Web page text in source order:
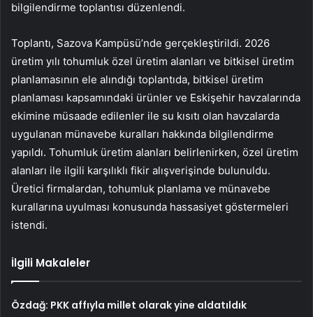
bilgilendirme toplantısı düzenlendi.
Toplantı, Sazova Kampüsü’nde gerçekleştirildi. 2026
üretim yılı tohumluk özel üretim alanları ve bitkisel üretim
planlamasının ele alındığı toplantıda, bitkisel üretim
planlaması kapsamındaki ürünler ve Eskişehir havzalarında
ekimine müsaade edilenler ile su kısıtı olan havzalarda
uygulanan münavebe kuralları hakkında bilgilendirme
yapıldı. Tohumluk üretim alanları belirlenirken, özel üretim
alanları ile ilgili karşılıklı fikir alışverişinde bulunuldu.
Üretici firmalardan, tohumluk planlama ve münavebe
kurallarına uyulması konusunda hassasiyet göstermeleri
istendi.
İlgili Makaleler
Özdağ: PKK affıyla millet olarak yine aldatıldık